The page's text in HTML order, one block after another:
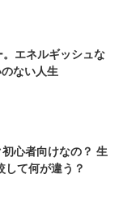
エネルギッシュな
ない人生
心者向けなの？ 生
して何が違う？